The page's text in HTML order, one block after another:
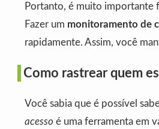
Portanto, é muito importante
Fazer um monitoramento de
rapidamente. Assim, você
Como rastrear quem
Você sabia que é possível
acesso é uma ferramenta em